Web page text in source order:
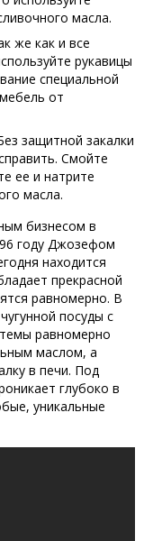
масла.
же как и все
рукавицы
специальной
от
защитной закалки
Смойте
ее и натрите
масла.
бизнесом в
году Джозефом
находится
прекрасной
равномерно. В
посуды с
равномерно
маслом, а
в печи. Под
глубоко в
уникальные